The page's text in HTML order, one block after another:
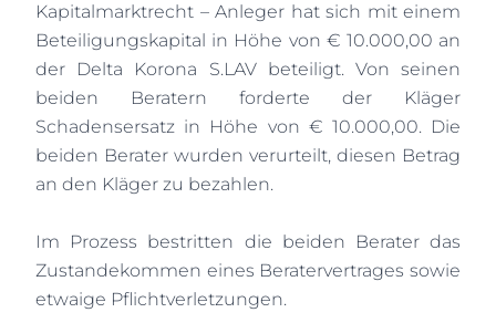
Kapitalmarktrecht – Anleger hat sich mit einem
Beteiligungskapital in Höhe von € 10.000,00 an
der Delta Korona S.LAV beteiligt. Von seinen
beiden Beratern forderte der Kläger
Schadensersatz in Höhe von € 10.000,00. Die
beiden Berater wurden verurteilt, diesen Betrag
an den Kläger zu bezahlen.
Im Prozess bestritten die beiden Berater das
Zustandekommen eines Beratervertrages sowie
etwaige Pflichtverletzungen.